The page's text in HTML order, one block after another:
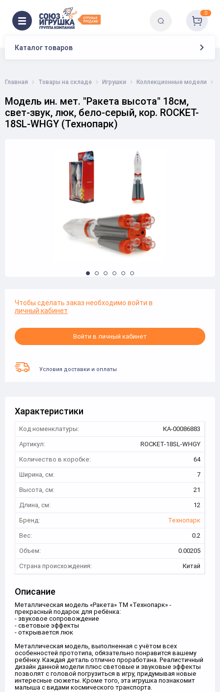
Каталог товаров
0
Главная Товары на складе Игрушки Коллекционные модели
Модель ин. мет. "Ракета высота" 18см,
свет-звук, люк, бело-серый, кор. ROCKET-
18SL-WHGY (Технопарк)
Чтобы сделать заказ необходимо войти в
личный кабинет
Войти в личный кабинет
Условия доставки и оплаты
Характеристики
Код номенклатуры:
КА-00086883
Артикул:
ROCKET-18SL-WHGY
Количество в коробке:
64
Ширина, см:
7
Высота, см:
21
Длина, см:
12
Бренд:
Технопарк
Вес:
0.2
Объем:
0.00205
Страна происхождения:
Китай
Описание
Металлическая модель «Ракета» ТМ «Технопарк» -
прекрасный подарок для ребёнка:
- звуковое сопровождение
- световые эффекты
- открывается люк
Металлическая модель, выполненная с учётом всех
особенностей прототипа, обязательно понравится вашему
ребёнку. Каждая деталь отлично проработана. Реалистичный
дизайн данной модели плюс световые и звуковые эффекты
позволят с головой погрузиться в игру, придумывая новые
интересные сюжеты. Кроме того, эта игрушка познакомит
малыша с видами космического транспорта.